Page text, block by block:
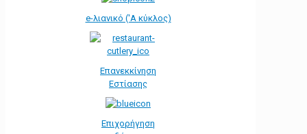
e-λιανικό ('Α κύκλος)
Επανεκκίνηση
Εστίασης
Επιχορήγηση